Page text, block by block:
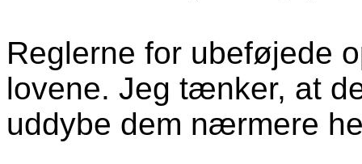
Reglerne for ubeføjede
lovene. Jeg tænker, at
uddybe dem nærmere